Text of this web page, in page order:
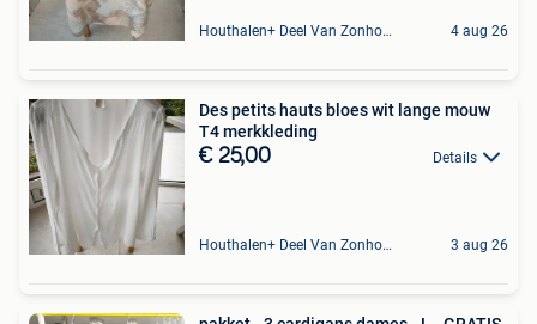
Houthalen+ Deel Van Zonhoven En Zolder 4 aug 26
Des petits hauts bloes wit lange mouw
T4 merkkleding
€ 25,00 Details
Houthalen+ Deel Van Zonhoven En Zolder 3 aug 26